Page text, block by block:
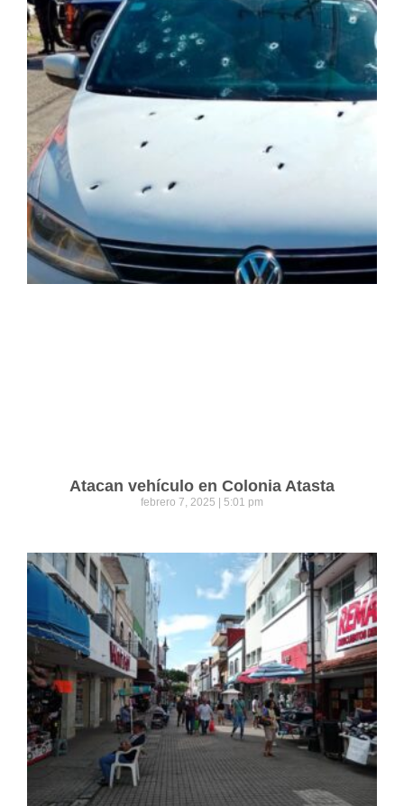
Atacan vehículo en Colonia Atasta
febrero 7, 2025 5:01 pm